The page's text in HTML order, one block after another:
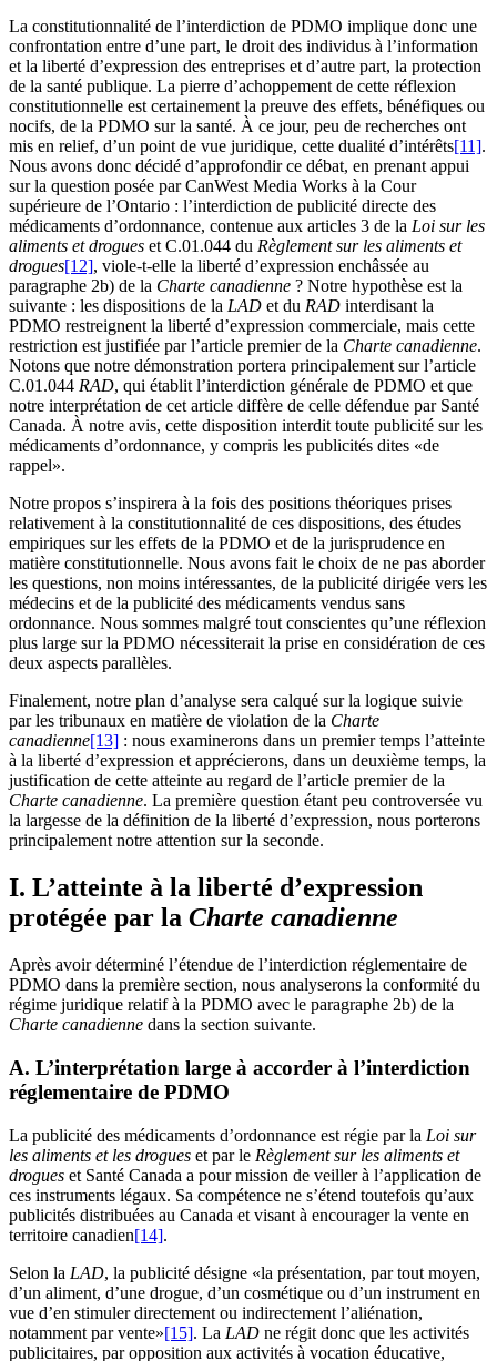
La constitutionnalité de l’interdiction de PDMO implique donc une
confrontation entre d’une part, le droit des individus à l’information
et la liberté d’expression des entreprises et d’autre part, la protection
de la santé publique. La pierre d’achoppement de cette réflexion
constitutionnelle est certainement la preuve des effets, bénéfiques ou
nocifs, de la PDMO sur la santé. À ce jour, peu de recherches ont
mis en relief, d’un point de vue juridique, cette dualité d’intérêts[11].
Nous avons donc décidé d’approfondir ce débat, en prenant appui
sur la question posée par CanWest Media Works à la Cour
supérieure de l’Ontario : l’interdiction de publicité directe des
médicaments d’ordonnance, contenue aux articles 3 de la Loi sur les
aliments et drogues et C.01.044 du Règlement sur les aliments et
drogues[12], viole-t-elle la liberté d’expression enchâssée au
paragraphe 2b) de la Charte canadienne ? Notre hypothèse est la
suivante : les dispositions de la LAD et du RAD interdisant la
PDMO restreignent la liberté d’expression commerciale, mais cette
restriction est justifiée par l’article premier de la Charte canadienne.
Notons que notre démonstration portera principalement sur l’article
C.01.044 RAD, qui établit l’interdiction générale de PDMO et que
notre interprétation de cet article diffère de celle défendue par Santé
Canada. À notre avis, cette disposition interdit toute publicité sur les
médicaments d’ordonnance, y compris les publicités dites «de
rappel».
Notre propos s’inspirera à la fois des positions théoriques prises
relativement à la constitutionnalité de ces dispositions, des études
empiriques sur les effets de la PDMO et de la jurisprudence en
matière constitutionnelle. Nous avons fait le choix de ne pas aborder
les questions, non moins intéressantes, de la publicité dirigée vers les
médecins et de la publicité des médicaments vendus sans
ordonnance. Nous sommes malgré tout conscientes qu’une réflexion
plus large sur la PDMO nécessiterait la prise en considération de ces
deux aspects parallèles.
Finalement, notre plan d’analyse sera calqué sur la logique suivie
par les tribunaux en matière de violation de la Charte
canadienne[13] : nous examinerons dans un premier temps l’atteinte
à la liberté d’expression et apprécierons, dans un deuxième temps, la
justification de cette atteinte au regard de l’article premier de la
Charte canadienne. La première question étant peu controversée vu
la largesse de la définition de la liberté d’expression, nous porterons
principalement notre attention sur la seconde.
I. L’atteinte à la liberté d’expression
protégée par la Charte canadienne
Après avoir déterminé l’étendue de l’interdiction réglementaire de
PDMO dans la première section, nous analyserons la conformité du
régime juridique relatif à la PDMO avec le paragraphe 2b) de la
Charte canadienne dans la section suivante.
A. L’interprétation large à accorder à l’interdiction
réglementaire de PDMO
La publicité des médicaments d’ordonnance est régie par la Loi sur
les aliments et les drogues et par le Règlement sur les aliments et
drogues et Santé Canada a pour mission de veiller à l’application de
ces instruments légaux. Sa compétence ne s’étend toutefois qu’aux
publicités distribuées au Canada et visant à encourager la vente en
territoire canadien[14].
Selon la LAD, la publicité désigne «la présentation, par tout moyen,
d’un aliment, d’une drogue, d’un cosmétique ou d’un instrument en
vue d’en stimuler directement ou indirectement l’aliénation,
notamment par vente»[15]. La LAD ne régit donc que les activités
publicitaires, par opposition aux activités à vocation éducative,